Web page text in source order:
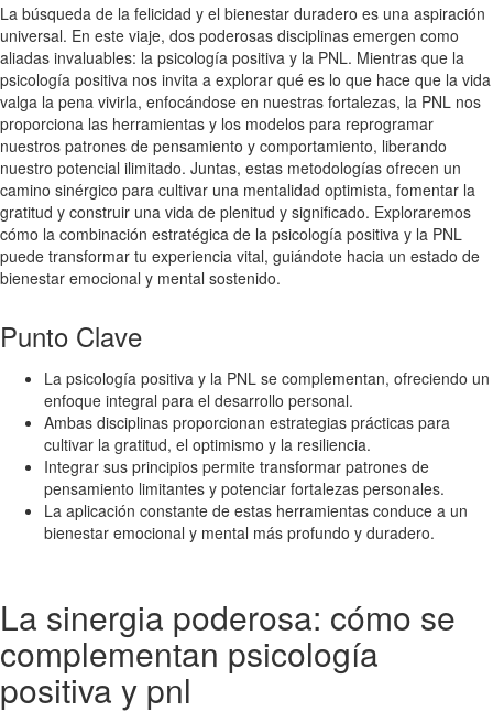
La búsqueda de la felicidad y el bienestar duradero es una aspiración
universal. En este viaje, dos poderosas disciplinas emergen como
aliadas invaluables: la psicología positiva y la PNL. Mientras que la
psicología positiva nos invita a explorar qué es lo que hace que la vida
valga la pena vivirla, enfocándose en nuestras fortalezas, la PNL nos
proporciona las herramientas y los modelos para reprogramar
nuestros patrones de pensamiento y comportamiento, liberando
nuestro potencial ilimitado. Juntas, estas metodologías ofrecen un
camino sinérgico para cultivar una mentalidad optimista, fomentar la
gratitud y construir una vida de plenitud y significado. Exploraremos
cómo la combinación estratégica de la psicología positiva y la PNL
puede transformar tu experiencia vital, guiándote hacia un estado de
bienestar emocional y mental sostenido.
Punto Clave
La psicología positiva y la PNL se complementan, ofreciendo un
enfoque integral para el desarrollo personal.
Ambas disciplinas proporcionan estrategias prácticas para
cultivar la gratitud, el optimismo y la resiliencia.
Integrar sus principios permite transformar patrones de
pensamiento limitantes y potenciar fortalezas personales.
La aplicación constante de estas herramientas conduce a un
bienestar emocional y mental más profundo y duradero.
La sinergia poderosa: cómo se
complementan psicología
positiva y pnl